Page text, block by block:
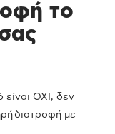
το
ΟΧΙ, δεν
διατροφή με